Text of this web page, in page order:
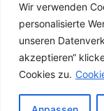
Wir verwenden
personalisierte
unseren
akzeptieren“
Cookies zu.
Warum Risk-
Über Roland
Rolands-Check
Service-Center
Über Risk-BOT